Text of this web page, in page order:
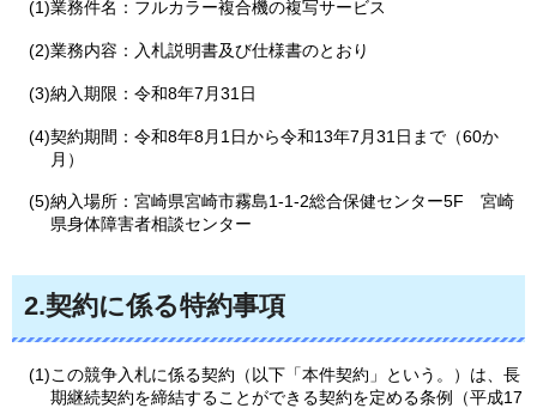
(1)業務件名：フルカラー複合機の複写サービス
(2)業務内容：入札説明書及び仕様書のとおり
(3)納入期限：令和8年7月31日
(4)契約期間：令和8年8月1日から令和13年7月31日まで（60か
月）
(5)納入場所：宮崎県宮崎市霧島1-1-2総合保健センター5F
宮崎
県身体障害者相談センター
2.契約に係る特約事項
(1)この競争入札に係る契約（以下「本件契約」という。）は、長
期継続契約を締結することができる契約を定める条例（平成17